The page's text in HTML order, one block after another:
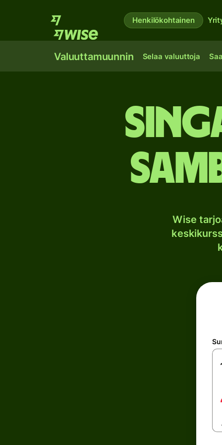
Henkilökohtainen
Valuuttamuunnin Selaa valuuttoja
Wise